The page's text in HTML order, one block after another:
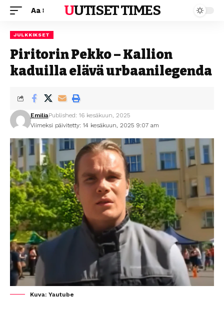
Aa UUTISET TIMES
JULKKIKSET
Piritorin Pekko – Kallion
kaduilla elävä urbaanilegenda
Viimeksi päivitetty: 14 kesäkuun, 2025 9:07 am
EmiliaPublished: 16 kesäkuun, 2025
Kuva: Yautube